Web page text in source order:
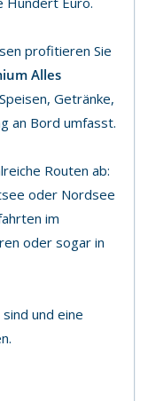
profitieren Sie
Alles
Getränke,
an Bord umfasst.
Routen ab:
oder Nordsee
im
oder sogar in
und eine